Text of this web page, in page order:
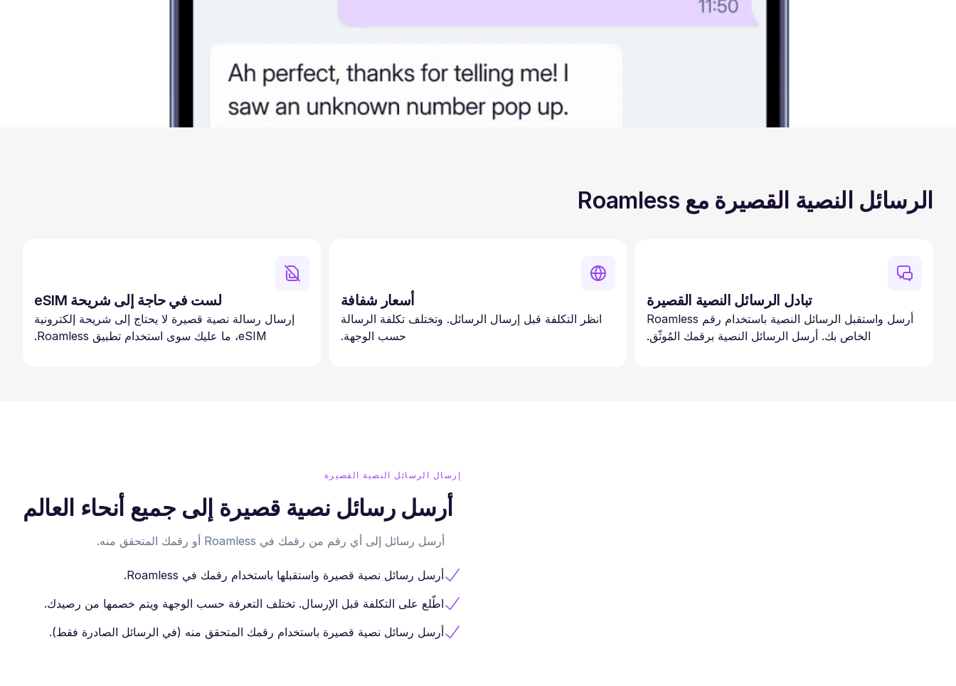
الرسائل النصية القصيرة مع Roamless
تبادل الرسائل النصية القصيرة
أرسل واستقبل الرسائل النصية باستخدام رقم Roamless
الخاص بك. أرسل الرسائل النصية برقمك المُوثّق.
أسعار شفافة
انظر التكلفة قبل إرسال الرسائل. وتختلف تكلفة الرسالة
حسب الوجهة.
لست في حاجة إلى شريحة eSIM
إرسال رسالة نصية قصيرة لا يحتاج إلى شريحة إلكترونية
eSIM، ما عليك سوى استخدام تطبيق Roamless.
إرسال الرسائل النصية القصيرة
أرسل رسائل نصية قصيرة إلى جميع أنحاء العالم
أرسل رسائل إلى أي رقم من رقمك في Roamless أو رقمك المتحقق منه.
أرسل رسائل نصية قصيرة واستقبلها باستخدام رقمك في Roamless.
اطّلع على التكلفة قبل الإرسال. تختلف التعرفة حسب الوجهة ويتم خصمها من رصيدك.
أرسل رسائل نصية قصيرة باستخدام رقمك المتحقق منه (في الرسائل الصادرة فقط).